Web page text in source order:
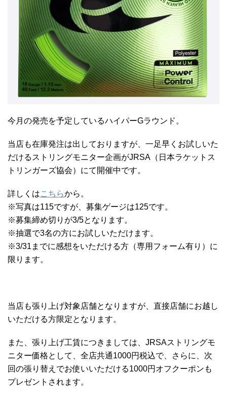
今月の発売を予定しているハイパーGラウンド。
当店も在庫発注は出しておりますが、一足早くお試しいた
だけるストリングモニター企画がJRSA（日本ラケットス
トリンガーズ協会）にて開催中です。
詳しくはこちらから。
※写真は115ですが、募集ゲージは125です。
※募集締め切りが3/5となります。
※抽選で3名の方にお試しいただけます。
※3/31までに感想をいただける方（専用フォーム有り）に
限ります。
当店も張り上げ対象店舗となりますが、直接店舗にお越し
いただける方限定となります。
また、張り上げ工賃につきましては、JRSAストリングモ
ニター価格として、全店共通1000円税込で、さらに、次
回の張り替えでお使いいただける1000円オフクーポンも
プレゼントされます。